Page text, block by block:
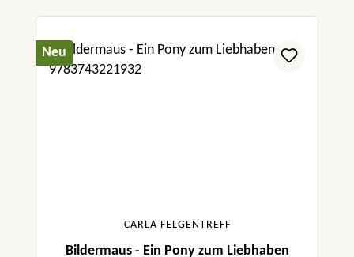
Neu
CARLA FELGENTREFF
Bildermaus - Ein Pony zum Liebhaben